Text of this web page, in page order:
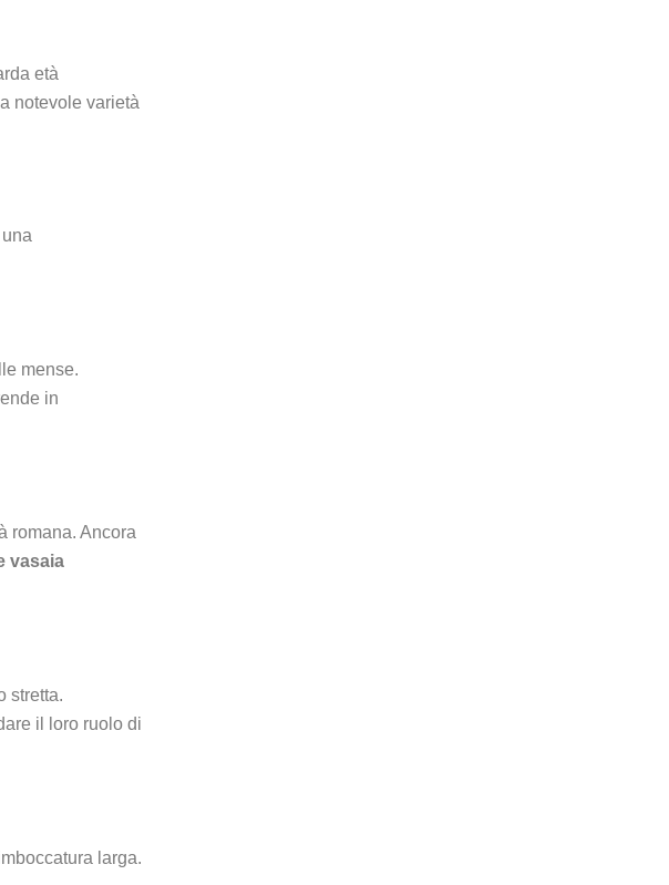
età
notevole varietà
mense.
in
romana. Ancora
vasaia
stretta.
il loro ruolo di
larga.